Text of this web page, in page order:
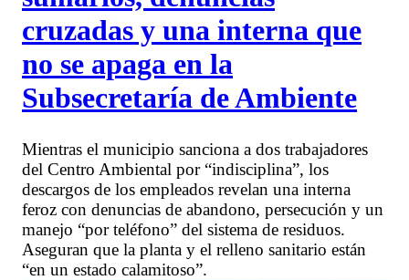
cruzadas y una interna que
no se apaga en la
Subsecretaría de Ambiente
Mientras el municipio sanciona a dos trabajadores
del Centro Ambiental por “indisciplina”, los
descargos de los empleados revelan una interna
feroz con denuncias de abandono, persecución y un
manejo “por teléfono” del sistema de residuos.
Aseguran que la planta y el relleno sanitario están
“en un estado calamitoso”.